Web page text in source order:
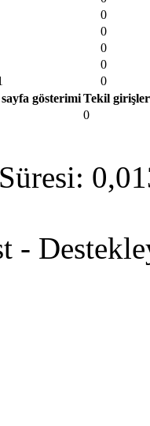
0
0
0
0
0
gösterimiTekil girişler
0
-